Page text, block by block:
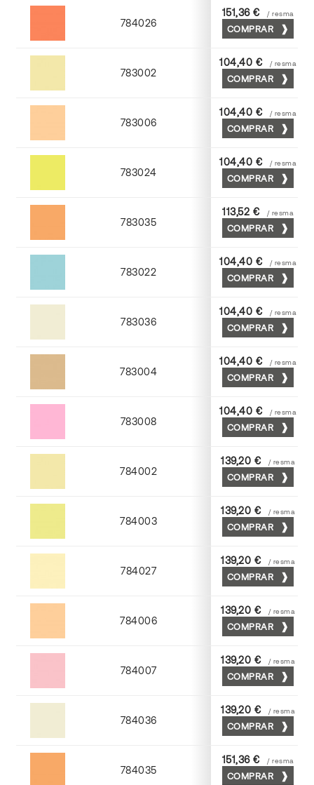
784026
Palosanto
151,36 € / resma
COMPRAR
783002
Crema
104,40 € / resma
COMPRAR
783006
Abricot
104,40 € / resma
COMPRAR
783024
Cromo
104,40 € / resma
COMPRAR
783035
Chamoix
113,52 € / resma
COMPRAR
783022
Turquesa
104,40 € / resma
COMPRAR
783036
Gris perla
104,40 € / resma
COMPRAR
783004
Moka
104,40 € / resma
COMPRAR
783008
Coral
104,40 € / resma
COMPRAR
784002
Crema
139,20 € / resma
COMPRAR
784003
Amarillo
139,20 € / resma
COMPRAR
784027
Tostado
139,20 € / resma
COMPRAR
784006
Abricot
139,20 € / resma
COMPRAR
784007
Rosa
139,20 € / resma
COMPRAR
784036
Gris perla
139,20 € / resma
COMPRAR
784035
Chamoix
151,36 € / resma
COMPRAR